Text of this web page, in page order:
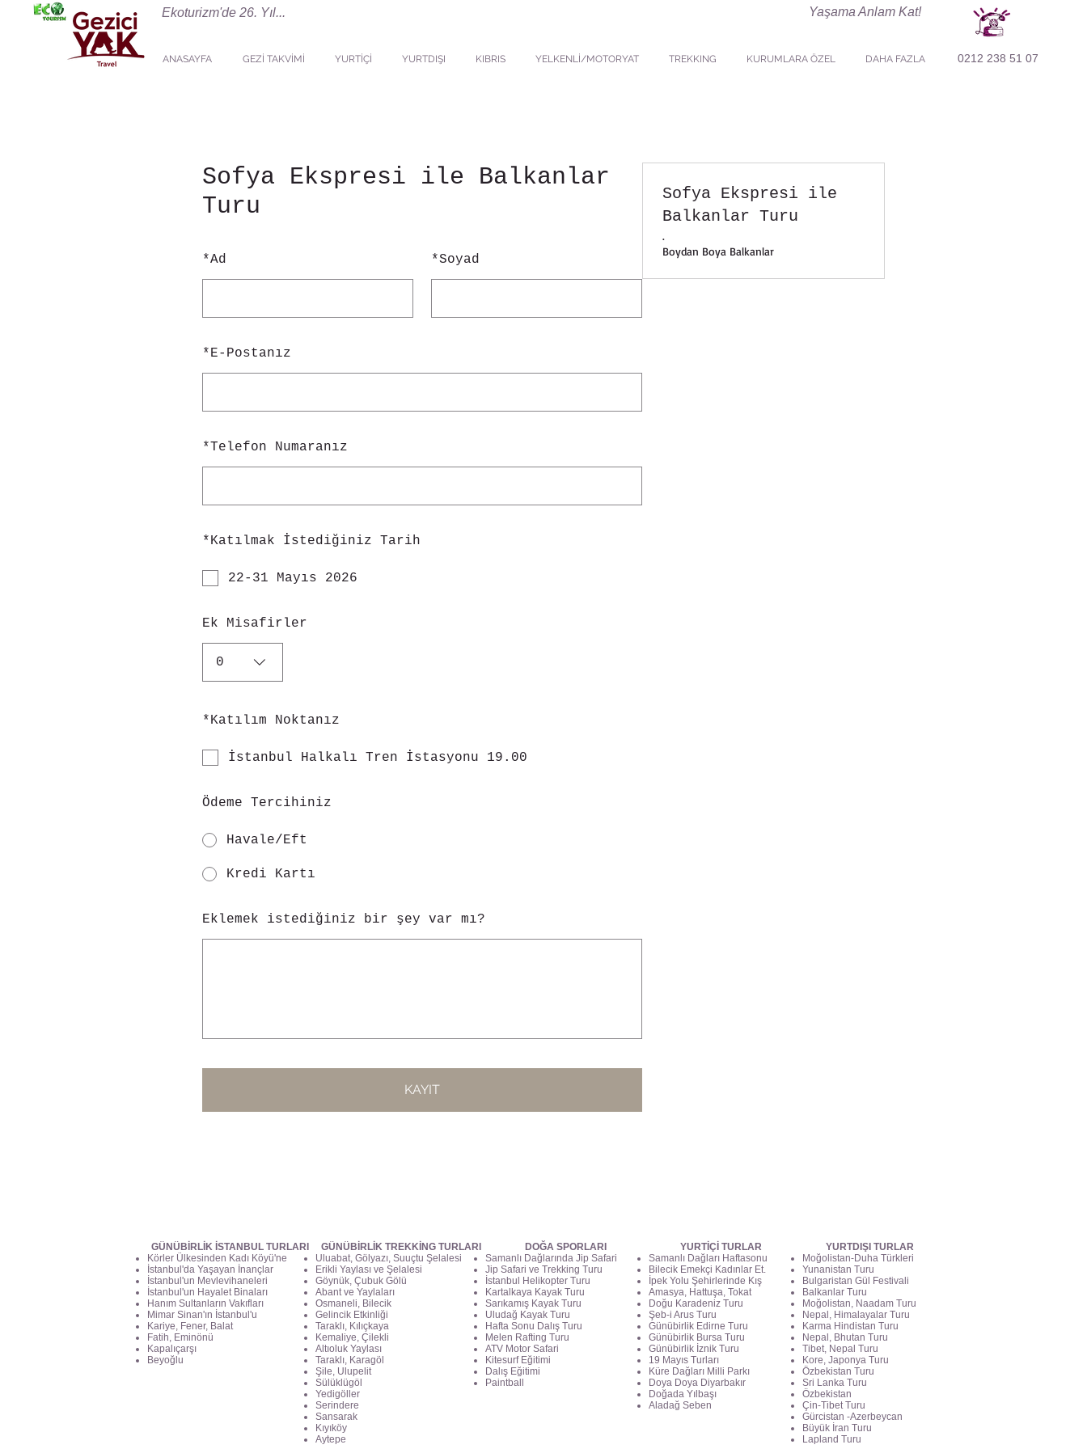
Ekoturizm'de 26. Yıl... Yaşama Anlam Kat!
ANASAYFA GEZİ TAKVİMİ YURTİÇİ YURTDIŞI KIBRIS YELKENLİ/MOTORYAT TREKKING KURUMLARA ÖZEL DAHA FAZLA 0212 238 51 07
Sofya Ekspresi ile Balkanlar
Turu
*Ad *Soyad
*E-Postanız
*Telefon Numaranız
*Katılmak İstediğiniz Tarih
22-31 Mayıs 2026
Ek Misafirler
0
*Katılım Noktanız
İstanbul Halkalı Tren İstasyonu 19.00
Ödeme Tercihiniz
Havale/Eft
Kredi Kartı
Eklemek istediğiniz bir şey var mı?
KAYIT
Sofya Ekspresi ile
Balkanlar Turu
.
Boydan Boya Balkanlar
GÜNÜBİRLİK İSTANBUL TURLARI
Körler Ülkesinden Kadı Köyü'ne
İstanbul'da Yaşayan İnançlar
İstanbul'un Mevlevihaneleri
İstanbul'un Hayalet Binaları
Hanım Sultanların Vakıfları
Mimar Sinan'ın İstanbul'u
Kariye, Fener, Balat
Fatih, Eminönü
Kapalıçarşı
Beyoğlu
GÜNÜBİRLİK TREKKİNG TURLARI
Uluabat, Gölyazı, Suuçtu Şelalesi
Erikli Yaylası ve Şelalesi
Göynük, Çubuk Gölü
Abant ve Yaylaları
Osmaneli, Bilecik
Gelincik Etkinliği
Taraklı, Kılıçkaya
Kemaliye, Çilekli
Altıoluk Yaylası
Taraklı, Karagöl
Şile, Ulupelit
Sülüklügöl
Yedigöller
Serindere
Sansarak
Kıyıköy
Aytepe
DOĞA SPORLARI
Samanlı Dağlarında Jip Safari
Jip Safari ve Trekking Turu
İstanbul Helikopter Turu
Kartalkaya Kayak Turu
Sarıkamış Kayak Turu
Uludağ Kayak Turu
Hafta Sonu Dalış Turu
Melen Rafting Turu
ATV Motor Safari
Kitesurf Eğitimi
Dalış Eğitimi
Paintball
YURTİÇİ TURLAR
Samanlı Dağları Haftasonu
Bilecik Emekçi Kadınlar Et.
İpek Yolu Şehirlerinde Kış
Amasya, Hattuşa, Tokat
Doğu Karadeniz Turu
Şeb-i Arus Turu
Günübirlik Edirne Turu
Günübirlik Bursa Turu
Günübirlik İznik Turu
19 Mayıs Turları
Küre Dağları Milli Parkı
Doya Doya Diyarbakır
Doğada Yılbaşı
Aladağ Seben
YURTDIŞI TURLAR
Moğolistan-Duha Türkleri
Yunanistan Turu
Bulgaristan Gül Festivali
Balkanlar Turu
Moğolistan, Naadam Turu
Nepal, Himalayalar Turu
Karma Hindistan Turu
Nepal, Bhutan Turu
Tibet, Nepal Turu
Kore, Japonya Turu
Özbekistan Turu
Sri Lanka Turu
Özbekistan
Çin-Tibet Turu
Gürcistan -Azerbeycan
Büyük İran Turu
Lapland Turu